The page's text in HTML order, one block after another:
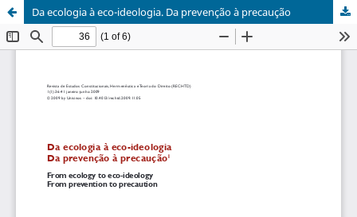
Da ecologia à eco-ideologia. Da prevenção à precaução